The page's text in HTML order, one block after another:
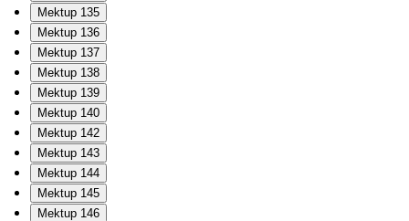
Mektup 135
Mektup 136
Mektup 137
Mektup 138
Mektup 139
Mektup 140
Mektup 142
Mektup 143
Mektup 144
Mektup 145
Mektup 146